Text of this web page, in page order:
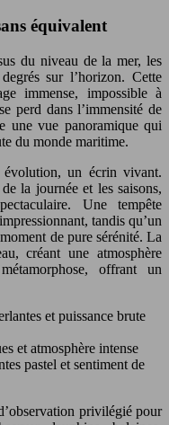
équivalent
du niveau de la mer, les
sur l’horizon. Cette
immense, impossible à
perd dans l’immensité de
une vue panoramique qui
du monde maritime.
un écrin vivant.
la journée et les saisons,
Une tempête
tandis qu’un
de pure sérénité. La
créant une atmosphère
offrant un
et puissance brute
et atmosphère intense
pastel et sentiment de
privilégié pour